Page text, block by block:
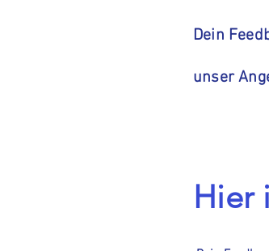
Dein
unser
Hier